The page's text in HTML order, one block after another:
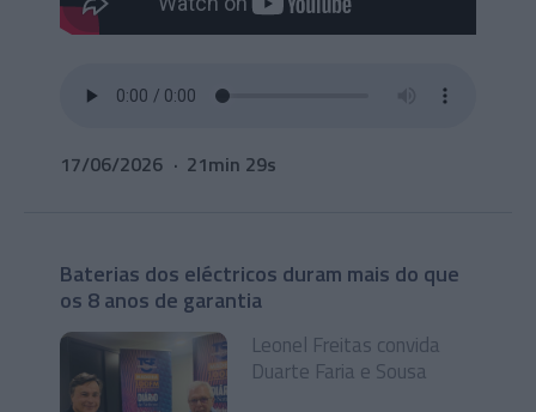
17/06/2026 21min 29s
Baterias dos eléctricos duram mais do que
os 8 anos de garantia
Leonel Freitas convida
Duarte Faria e Sousa